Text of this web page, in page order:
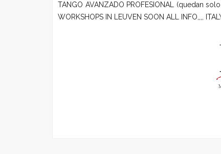
TANGO AVANZADO PROFESIONAL (quedan
WORKSHOPS IN LEUVEN SOON ALL INFO,,,,